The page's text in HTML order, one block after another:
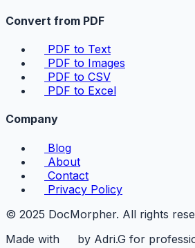
Convert from PDF
PDF to Text
PDF to Images
PDF to CSV
PDF to Excel
Company
Blog
About
Contact
Privacy Policy
© 2025 DocMorpher. All rights
Made with
by Adri.G for